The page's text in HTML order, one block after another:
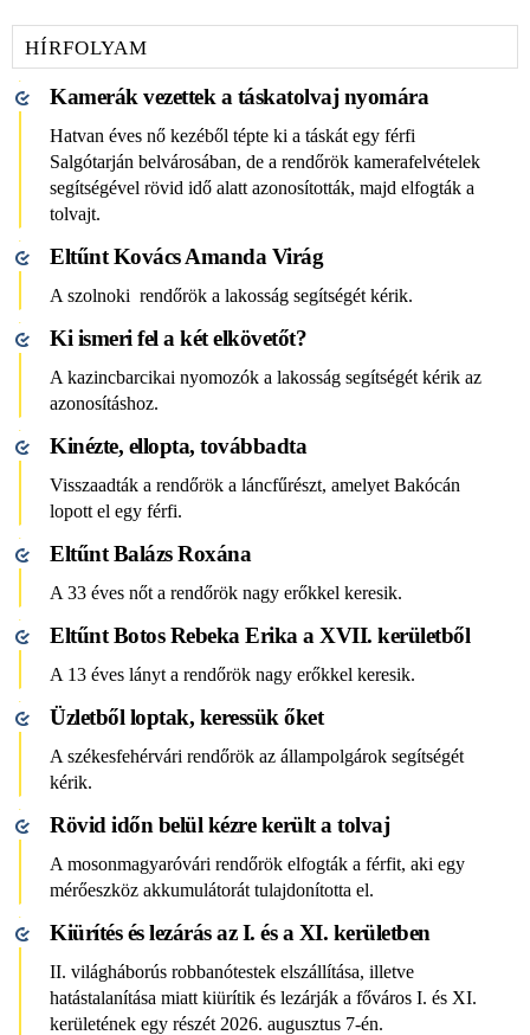
HÍRFOLYAM
Kamerák vezettek a táskatolvaj nyomára
Hatvan éves nő kezéből tépte ki a táskát egy férfi
Salgótarján belvárosában, de a rendőrök kamerafelvételek
segítségével rövid idő alatt azonosították, majd elfogták a
tolvajt.
Eltűnt Kovács Amanda Virág
A szolnoki rendőrök a lakosság segítségét kérik.
Ki ismeri fel a két elkövetőt?
A kazincbarcikai nyomozók a lakosság segítségét kérik az
azonosításhoz.
Kinézte, ellopta, továbbadta
Visszaadták a rendőrök a láncfűrészt, amelyet Bakócán
lopott el egy férfi.
Eltűnt Balázs Roxána
A 33 éves nőt a rendőrök nagy erőkkel keresik.
Eltűnt Botos Rebeka Erika a XVII. kerületből
A 13 éves lányt a rendőrök nagy erőkkel keresik.
Üzletből loptak, keressük őket
A székesfehérvári rendőrök az állampolgárok segítségét
kérik.
Rövid időn belül kézre került a tolvaj
A mosonmagyaróvári rendőrök elfogták a férfit, aki egy
mérőeszköz akkumulátorát tulajdonította el.
Kiürítés és lezárás az I. és a XI. kerületben
II. világháborús robbanótestek elszállítása, illetve
hatástalanítása miatt kiürítik és lezárják a főváros I. és XI.
kerületének egy részét 2026. augusztus 7-én.